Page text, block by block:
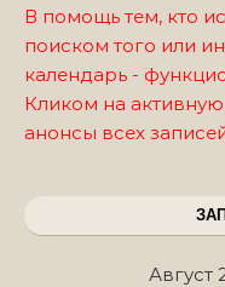
В помощь тем, кто
поиском того или
календарь -
Кликом на
анонсы всех
Август